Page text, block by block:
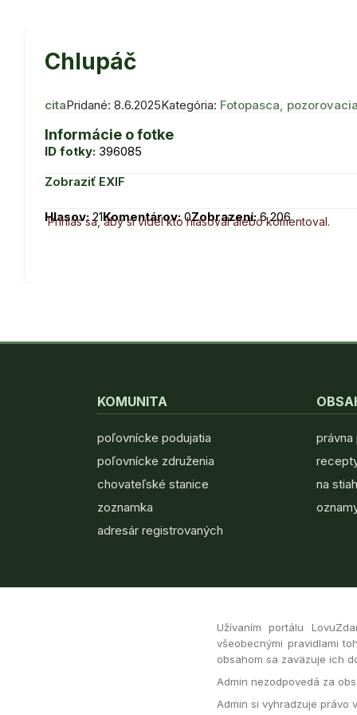
Chlupáč
citaPridané: 8.6.2025Kategória: Fotopasca,
Informácie o fotke
ID fotky: 396085
Zobraziť EXIF
Hlasov:21Komentárov:0Zobrazení:6 206
Prihlás sa, aby si videl kto hlasoval alebo komentoval.
KOMUNITA
poľovnícke podujatia
poľovnícke združenia
chovateľské stanice
zoznamka
adresár registrovaných
právna
na
Užívaním portálu
všeobecnými pravidlami
obsahom sa zaväzuje ich
Admin nezodpovedá za
Admin si vyhradzuje právo